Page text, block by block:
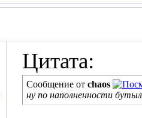
Цитата:
Сообщение от chaos
ну по наполненности